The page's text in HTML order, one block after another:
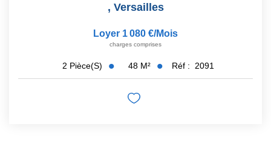
, Versailles
Loyer 1 080 €/mois
charges comprises
2 Pièce(s) 48 M² Réf : 2091